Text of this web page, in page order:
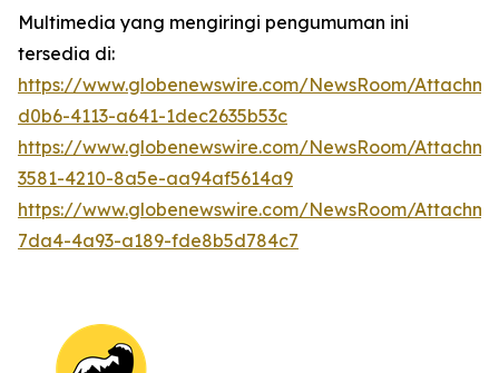
Multimedia yang mengiringi pengumuman ini
tersedia di:
https://www.globenewswire.com/NewsRoom/
d0b6-4113-a641-1dec2635b53c
https://www.globenewswire.com/NewsRoom/
3581-4210-8a5e-aa94af5614a9
https://www.globenewswire.com/NewsRoom/
7da4-4a93-a189-fde8b5d784c7